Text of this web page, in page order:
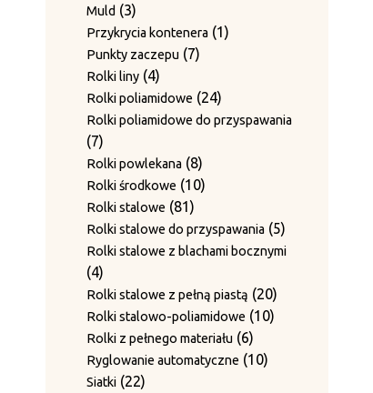
Muld
33
produkty
Przykrycia kontenera 11
Punkty zaczepu 77
Rolki liny 44
produkty
Rolki poliamidowe 2424
produkty
Rolki poliamidowe do przyspawania
77
produktów
Rolki powlekana 88
produktów
Rolki środkowe 1010
Rolki stalowe 8181
produktów
Rolki stalowe do przyspawania 55
produktów
Rolki stalowe z blachami bocznymi
44
produkty
Rolki stalowe z pełną piastą 2020
produktów
Rolki stalowo-poliamidowe 1010
Rolki z pełnego materiału 66
produktów
Ryglowanie automatyczne 1010
Siatki 2222